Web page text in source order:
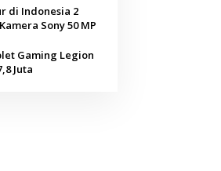
di Indonesia 2
Sony 50 MP
Gaming Legion
Juta